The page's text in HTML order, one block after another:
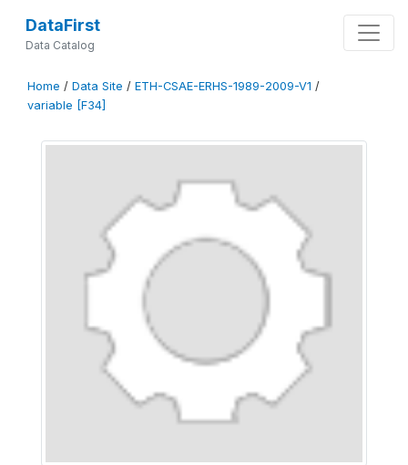
DataFirst
Data Catalog
Home / Data Site / ETH-CSAE-ERHS-1989-2009-V1 /
variable [F34]